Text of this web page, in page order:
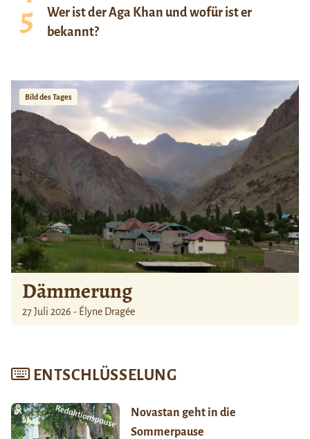
Wer ist der Aga Khan und wofür ist er
bekannt?
Bild des Tages
Dämmerung
27 Juli 2026 - Élyne Dragée
ENTSCHLÜSSELUNG
Novastan geht in die
Sommerpause